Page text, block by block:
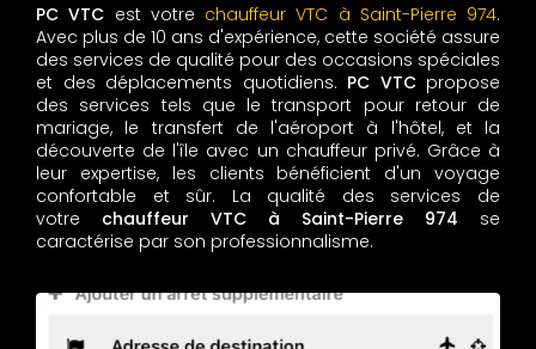
PC VTC est votre chauffeur VTC à Saint-Pierre 974.
Avec plus de 10 ans d'expérience, cette société assure
des services de qualité pour des occasions spéciales
et des déplacements quotidiens. PC VTCpropose
des services tels que le transport pour retour de
mariage, le transfert de l'aéroport à l'hôtel, et la
découverte de l'île avec un chauffeur privé. Grâce à
leur expertise, les clients bénéficient d'un voyage
confortable et sûr. La qualité des services de
votre chauffeur VTC à Saint-Pierre 974 se
caractérise par son professionnalisme.